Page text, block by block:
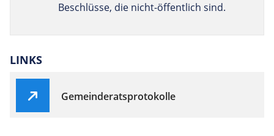
Beschlüsse, die nicht-öffentlich sind.
LINKS
Gemeinderatsprotokolle